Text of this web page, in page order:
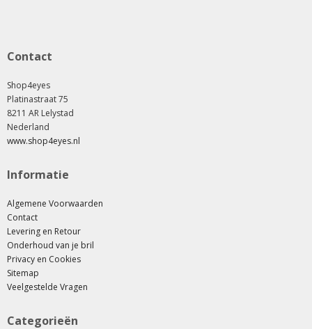
Contact
Shop4eyes
Platinastraat 75
8211 AR Lelystad
Nederland
www.shop4eyes.nl
Informatie
Algemene Voorwaarden
Contact
Levering en Retour
Onderhoud van je bril
Privacy en Cookies
Sitemap
Veelgestelde Vragen
Categorieën